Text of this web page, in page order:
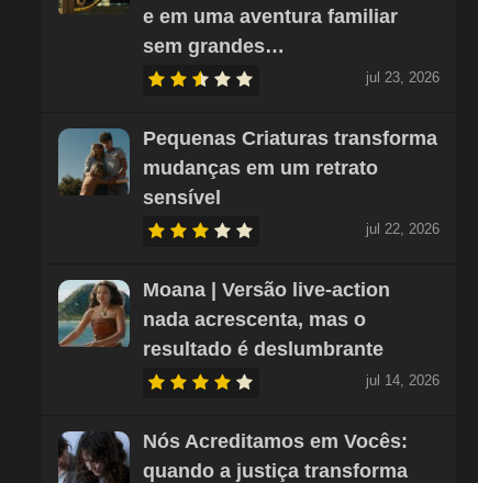
e em uma aventura familiar
sem grandes…
jul 23, 2026
Pequenas Criaturas transforma
mudanças em um retrato
sensível
jul 22, 2026
Moana | Versão live-action
nada acrescenta, mas o
resultado é deslumbrante
jul 14, 2026
Nós Acreditamos em Vocês:
quando a justiça transforma